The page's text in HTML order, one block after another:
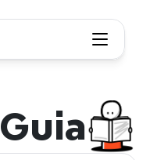
Guia